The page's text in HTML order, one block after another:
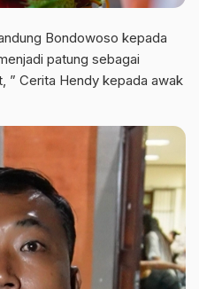
Bondowoso kepada
patung sebagai
” Cerita Hendy kepada awak